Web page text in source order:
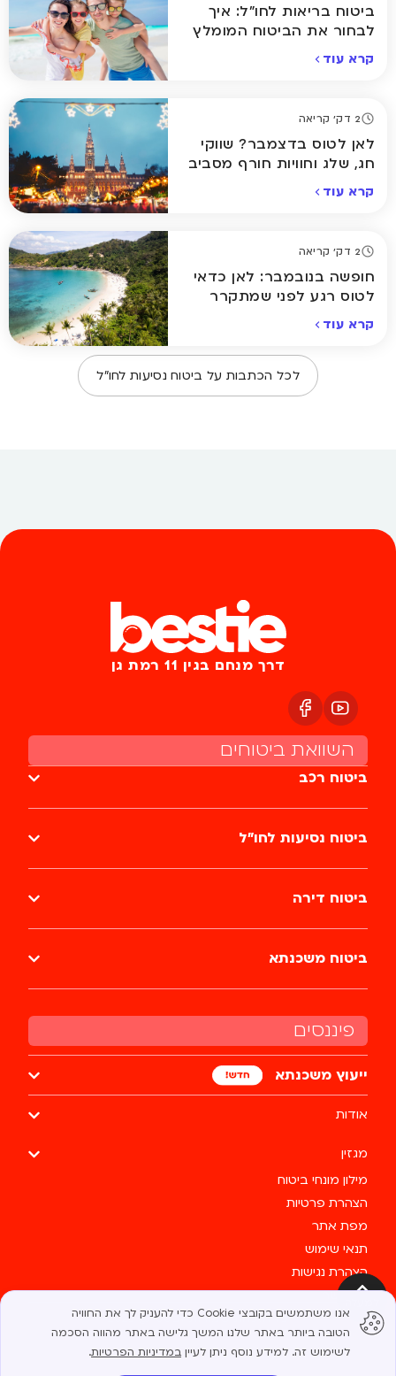
אנו משתמשים בקובצי Cookie כדי להעניק לך את החוויה
הטובה ביותר באתר שלנו. המשך גלישה באתר מהווה הסכמה
לשימוש זה. למידע נוסף ניתן לעיין במדיניות הפרטיות.
ביטוח בריאות לחו"ל: איך
לבחור את הביטוח המומלץ
קרא עוד
2 דק' קריאה
לאן לטוס בדצמבר? שווקי
חג, שלג וחוויות חורף מסביב
קרא עוד
2 דק' קריאה
חופשה בנובמבר: לאן כדאי
לטוס רגע לפני שמתקרר
קרא עוד
לכל הכתבות על ביטוח נסיעות לחו״ל
פיננסים
ייעוץ משכנתא
אודות
מגזין
מילון מונחי ביטוח
הצהרת פרטיות
מפת אתר
תנאי שימוש
הצהרת נגישות
צרו קשר
דרך מנחם בגין 11 רמת גן
השוואת ביטוחים
ביטוח רכב
ביטוח נסיעות לחו״ל
ביטוח דירה
ביטוח משכנתא
כל הזכויות שמורות לבסטי @ 2025